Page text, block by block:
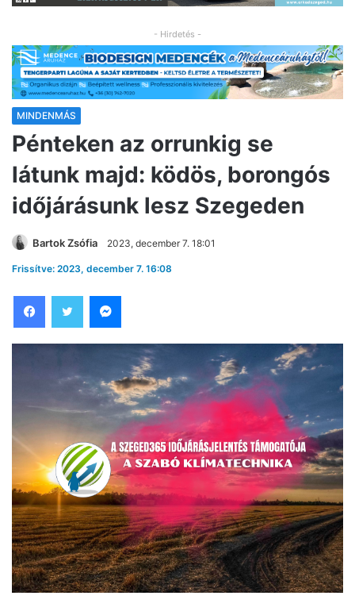
- Hirdetés -
MINDENMÁS
Pénteken az orrunkig se
látunk majd: ködös, borongós
időjárásunk lesz Szegeden
Bartok Zsófia 2023, december 7. 18:01
Frissítve: 2023, december 7. 16:08